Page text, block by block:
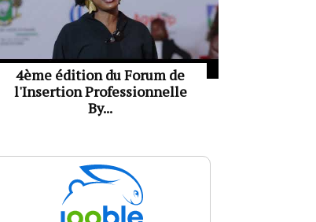
4ème édition du Forum de
l'Insertion Professionnelle
By...